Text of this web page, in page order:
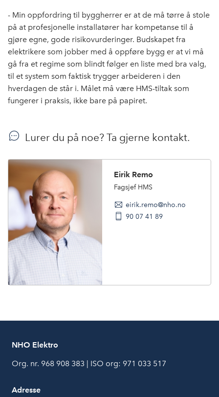
- Min oppfordring til byggherrer er at de må tørre å stole
på at profesjonelle installatører har kompetanse til å
gjøre egne, gode risikovurderinger. Budskapet fra
elektrikere som jobber med å oppføre bygg er at vi må
gå fra et regime som blindt følger en liste med bra valg,
til et system som faktisk trygger arbeideren i den
hverdagen de står i. Målet må være HMS-tiltak som
fungerer i praksis, ikke bare på papiret.
Lurer du på noe? Ta gjerne kontakt.
Eirik Remo
Fagsjef HMS
eirik.remo@nho.no
90 07 41 89
NHO Elektro
Org. nr. 968 908 383 | ISO org: 971 033 517
Adresse